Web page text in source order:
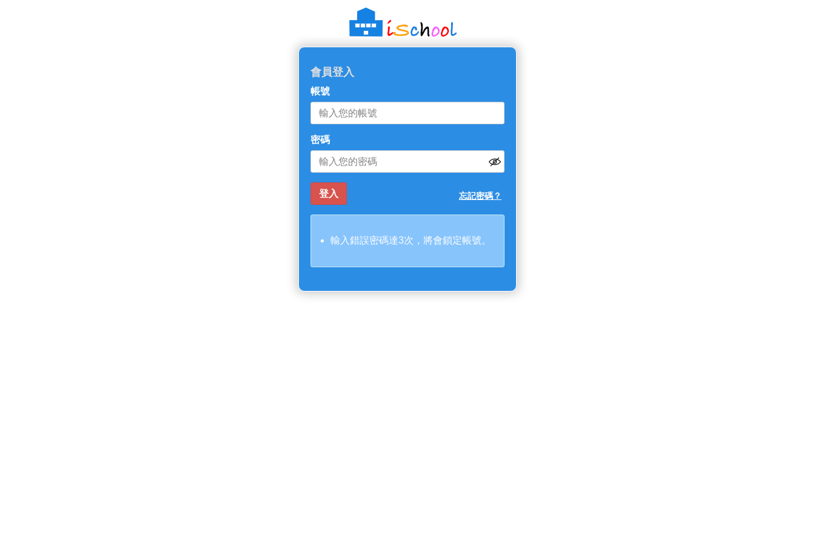
會員登入
帳號
密碼
忘記密碼？
輸入錯誤密碼達3次，將會鎖定帳號。